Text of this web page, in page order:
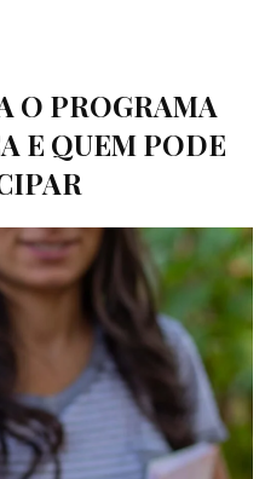
O PROGRAMA
E QUEM PODE